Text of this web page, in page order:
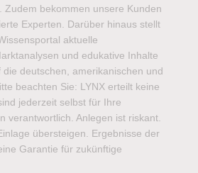
Zudem bekommen unsere Kunden
Experten. Darüber hinaus stellt
aktuelle
und edukative Inhalte
deutschen, amerikanischen und
beachten Sie: LYNX erteilt keine
jederzeit selbst für Ihre
verantwortlich. Anlegen ist riskant.
übersteigen. Ergebnisse der
Garantie für zukünftige